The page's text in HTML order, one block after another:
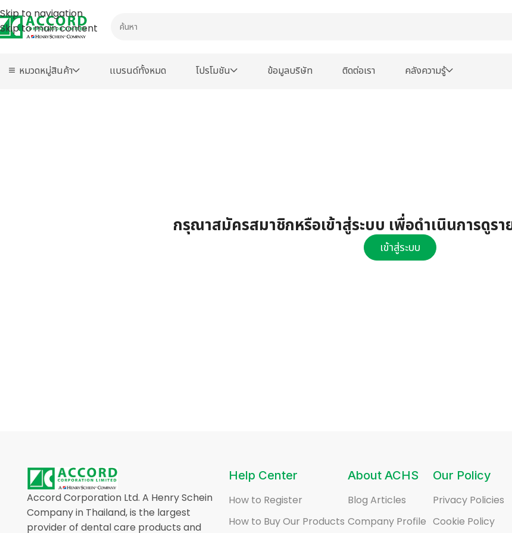
Skip to navigation
Skip to main content
หมวดหมู่สินค้า เเบรนด์ทั้งหมด โปรโมชัน ข้อมูลบริษัท ติดต่อเรา คลังความรู้
กรุณาสมัครสมาชิกหรือเข้าสู่ระบบ เพื่อดำเนินการดูร
เข้าสู่ระบบ
Accord Corporation Ltd. A Henry Schein
Company in Thailand, is the largest
provider of dental care products and
Help Center
How to Register
How to Buy Our Products
About ACHS
Blog Articles
Company Profile
Our Policy
Privacy Policies
Cookie Policy